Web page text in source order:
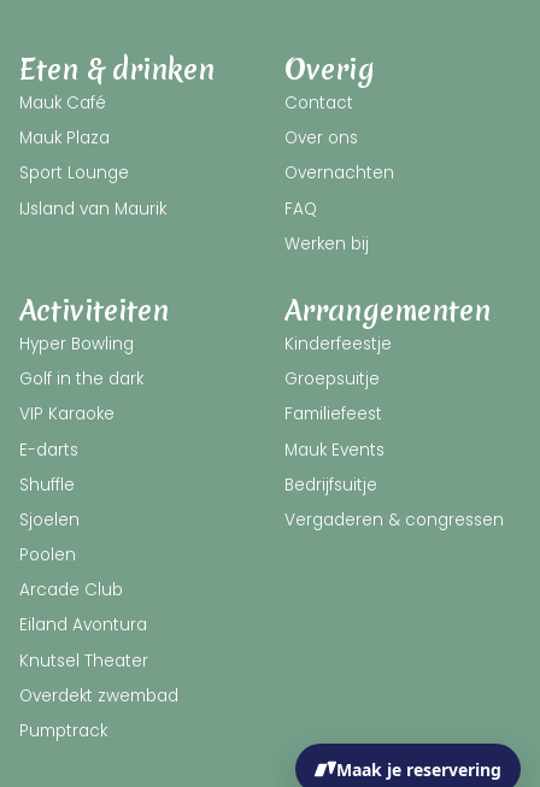
Activiteiten
Hyper Bowling
Golf in the dark
VIP Karaoke
E-darts
Shuffle
Sjoelen
Poolen
Arcade Club
Eiland Avontura
Knutsel Theater
Overdekt zwembad
Pumptrack
Eten & drinken
Mauk Café
Mauk Plaza
Sport Lounge
IJsland van Maurik
Arrangementen
Kinderfeestje
Groepsuitje
Familiefeest
Mauk Events
Bedrijfsuitje
Vergaderen & congressen
Overig
Contact
Over ons
Overnachten
FAQ
Werken bij
Maak je reservering